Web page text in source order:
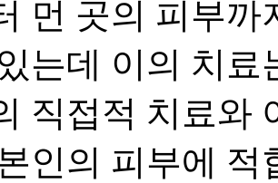
먼 곳의 피부까
는데 이의 치료
직접적 치료와
인의 피부에 적